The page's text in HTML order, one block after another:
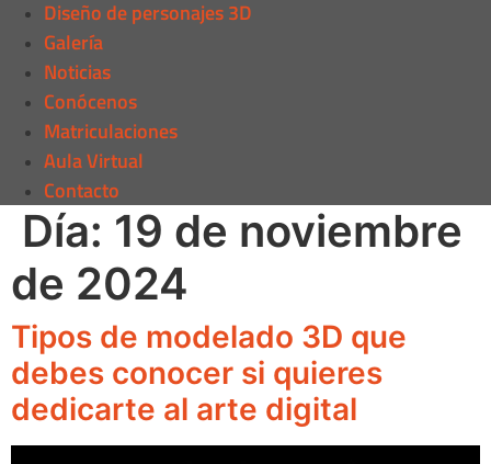
Diseño de personajes 3D
Galería
Noticias
Conócenos
Matriculaciones
Aula Virtual
Contacto
Día: 19 de noviembre
de 2024
Tipos de modelado 3D que
debes conocer si quieres
dedicarte al arte digital